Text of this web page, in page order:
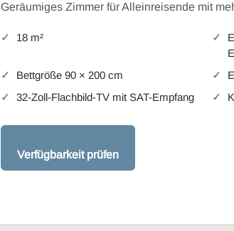
Geräumiges Zimmer für Alleinreisende mit
18 m²
Bettgröße 90 × 200 cm
32-Zoll-Flachbild-TV mit SAT-Empfang
Verfügbarkeit prüfen